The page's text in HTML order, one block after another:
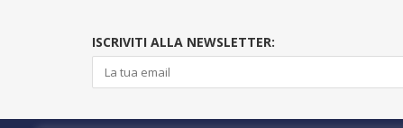
ISCRIVITI ALLA NEWSLETTER: